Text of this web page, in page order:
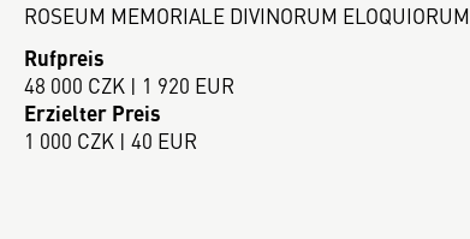
ROSEUM MEMORIALE DIVINORUM ELOQUIORUM
Rufpreis
48 000 CZK | 1 920 EUR
Erzielter Preis
1 000 CZK | 40 EUR